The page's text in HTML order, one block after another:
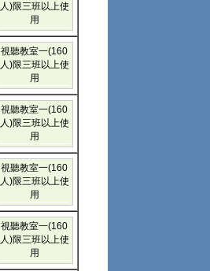
人)限三班以上使
用
視聽教室一(160
人)限三班以上使
用
視聽教室一(160
人)限三班以上使
用
視聽教室一(160
人)限三班以上使
用
視聽教室一(160
人)限三班以上使
用